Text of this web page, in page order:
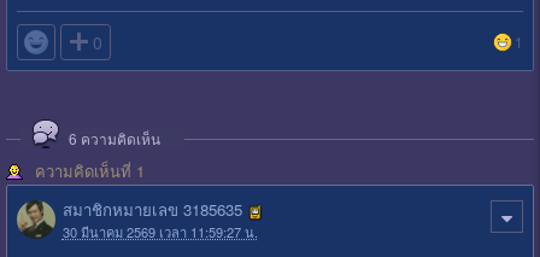
 0 1
6 ความคิดเห็น
ความคิดเห็นที่ 1
สมาชิกหมายเลข 3185635
30 มีนาคม 2569 เวลา 11:59:27 น.